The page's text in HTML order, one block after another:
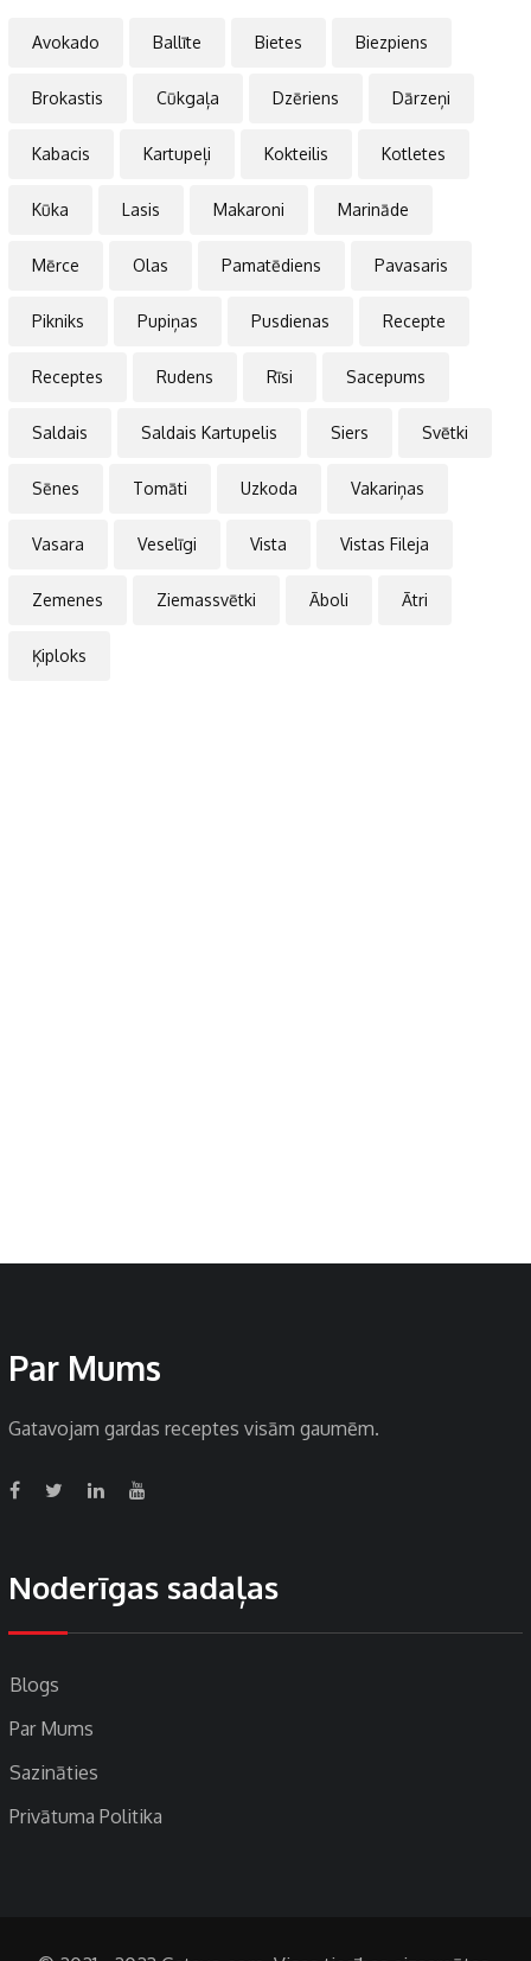
Avokado Ballīte Bietes Biezpiens
Brokastis Cūkgaļa Dzēriens Dārzeņi
Kabacis Kartupeļi Kokteilis Kotletes
Kūka Lasis Makaroni Marināde
Mērce Olas Pamatēdiens Pavasaris
Pikniks Pupiņas Pusdienas Recepte
Receptes Rudens Rīsi Sacepums
Saldais Saldais Kartupelis Siers Svētki
Sēnes Tomāti Uzkoda Vakariņas
Vasara Veselīgi Vista Vistas Fileja
Zemenes Ziemassvētki Āboli Ātri
Ķiploks
Par Mums
Gatavojam gardas receptes visām gaumēm.
Noderīgas sadaļas
Blogs
Par Mums
Sazināties
Privātuma Politika